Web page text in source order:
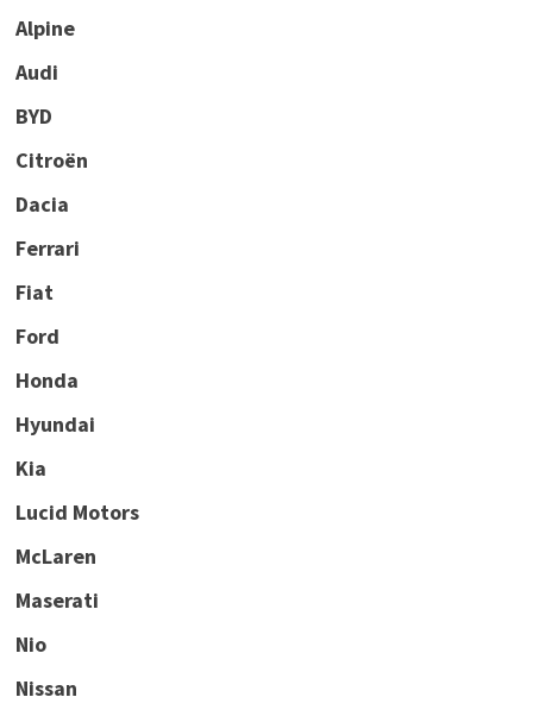
Alpine
Audi
BYD
Citroën
Dacia
Ferrari
Fiat
Ford
Honda
Hyundai
Kia
Lucid Motors
McLaren
Maserati
Nio
Nissan